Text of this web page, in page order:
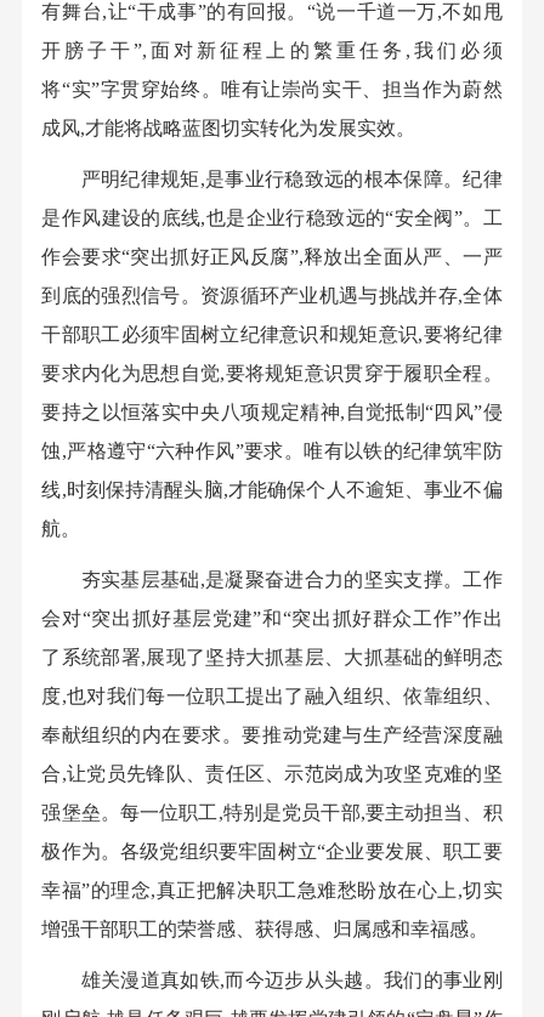
有舞台,让“干成事”的有回报。“说一千道一万,不如甩
开膀子干”,面对新征程上的繁重任务,我们必须
将“实”字贯穿始终。唯有让崇尚实干、担当作为蔚然
成风,才能将战略蓝图切实转化为发展实效。
严明纪律规矩,是事业行稳致远的根本保障。纪律
是作风建设的底线,也是企业行稳致远的“安全阀”。工
作会要求“突出抓好正风反腐”,释放出全面从严、一严
到底的强烈信号。资源循环产业机遇与挑战并存,全体
干部职工必须牢固树立纪律意识和规矩意识,要将纪律
要求内化为思想自觉,要将规矩意识贯穿于履职全程。
要持之以恒落实中央八项规定精神,自觉抵制“四风”侵
蚀,严格遵守“六种作风”要求。唯有以铁的纪律筑牢防
线,时刻保持清醒头脑,才能确保个人不逾矩、事业不偏
航。
夯实基层基础,是凝聚奋进合力的坚实支撑。工作
会对“突出抓好基层党建”和“突出抓好群众工作”作出
了系统部署,展现了坚持大抓基层、大抓基础的鲜明态
度,也对我们每一位职工提出了融入组织、依靠组织、
奉献组织的内在要求。要推动党建与生产经营深度融
合,让党员先锋队、责任区、示范岗成为攻坚克难的坚
强堡垒。每一位职工,特别是党员干部,要主动担当、积
极作为。各级党组织要牢固树立“企业要发展、职工要
幸福”的理念,真正把解决职工急难愁盼放在心上,切实
增强干部职工的荣誉感、获得感、归属感和幸福感。
雄关漫道真如铁,而今迈步从头越。我们的事业刚